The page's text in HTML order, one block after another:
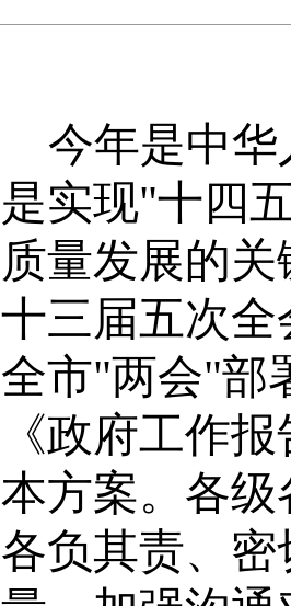
今年是中
是实现"十四
质量发展的关
十三届五次
全市"两会"部
《政府工作
本方案。各级
各负其责、密